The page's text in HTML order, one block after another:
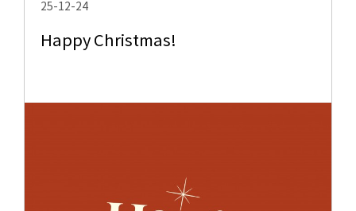
25-12-24
Happy Christmas!